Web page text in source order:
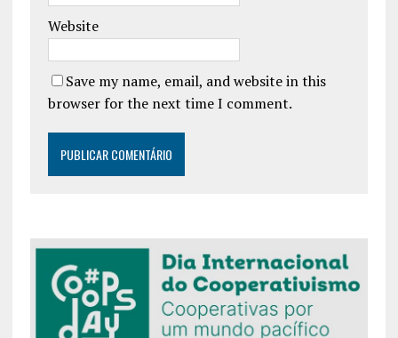
Website
Save my name, email, and website in this
browser for the next time I comment.